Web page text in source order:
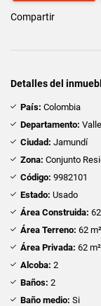
Compartir
Detalles del
País: Colombia
Departamento:
Ciudad: Jamundí
Zona: Conjunto
Código: 9982101
Estado: Usado
Área Construida:
Área Terreno: 62 m²
Área Privada: 62 m²
Alcoba: 2
Baños: 2
Baño medio: Si